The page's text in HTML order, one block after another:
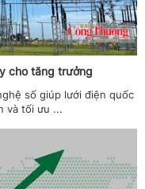
cho tăng trưởng
số giúp lưới điện quốc
và tối ưu ...